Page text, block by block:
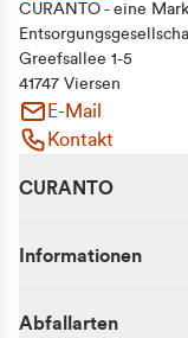
CURANTO - eine
Greefsallee 1-5
41747 Viersen
E-Mail
Kontakt
CURANTO
Informationen
Abfallarten